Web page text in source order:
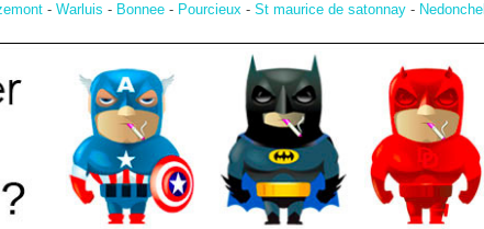
- Warluis - Bonnee- Pourcieux- St maurice de satonnay- Nedonchel